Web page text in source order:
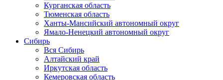
Курганская область
Тюменская область
Ханты-Мансийский автономный округ
Ямало-Ненецкий автономный округ
Сибирь
Вся Сибирь
Алтайский край
Иркутская область
Кемеровская область